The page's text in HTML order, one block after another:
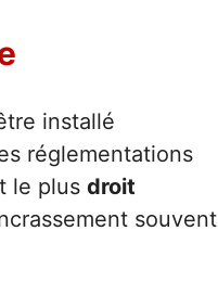
installé
réglementations
le plus droit
souvent